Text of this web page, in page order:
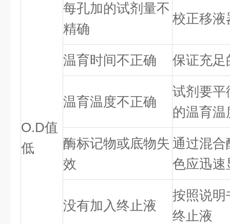
O.D值
低
每孔加的试剂量不
精确
校正移液
温育时间不正确 保证充足
温育温度不正确
试剂要平
的温育温
酶标记物或底物失
效
通过混
色应迅速
没有加入终止液
按照说明
终止液